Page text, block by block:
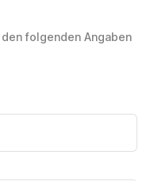
folgenden Angaben